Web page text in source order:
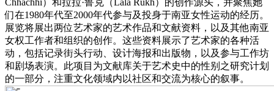
Chhachhi）和拉拉·鲁克（Lala Rukh）的创作源头，并聚焦她
们在1980年代至2000年代参与及投身于南亚女性运动的经历。
展览将展出两位艺术家的艺术作品和文献资料，以及其他南亚
女权工作者和组织的创作。这些资料展示了艺术家的各种活
动，包括记录街头行动、设计海报和出版物，以及参与工作坊
和剧场表演。此项目为文献库关于艺术史中的性别之研究计划
的一部分，注重文化领域内以社区和交流为核心的叙事。